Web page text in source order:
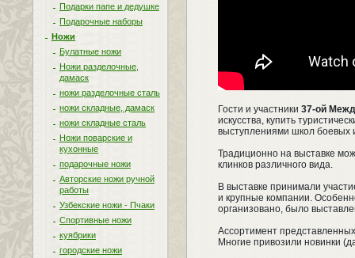
Подарки папе и дедушке
Подарочные наборы
Ножи
Булатные ножи
Ножи разделочные,
дамаск
ножи разделочные сталь
ножи складные, дамаск
ножи складные сталь
Ножи поварские и
кухонные
подарочные ножи
Авторские ножи ручной
работы
Узбекские ножи - Пчаки
Спортивные ножи
куябрики
городские ножи
Гости и участники 37-ой
искусства, купить
выступлениями школ боевых
Традиционно на выставке
клинков различного вида.
В выставке принимали
и крупные компании.
организовано, было
Ассортимент
Многие привозили новинки